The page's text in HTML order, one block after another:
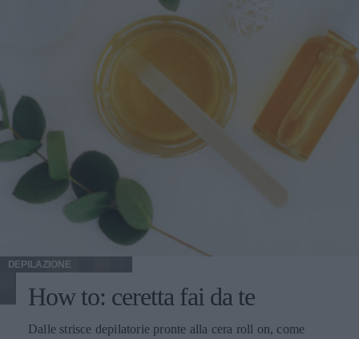
DEPILAZIONE
How to: ceretta fai da te
Dalle strisce depilatorie pronte alla cera roll on, come